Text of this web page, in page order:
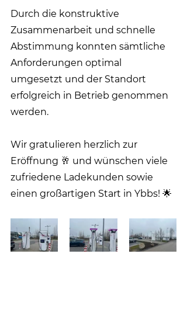
Durch die konstruktive
Zusammenarbeit und schnelle
Abstimmung konnten sämtliche
Anforderungen optimal
umgesetzt und der Standort
erfolgreich in Betrieb genommen
werden.
Wir gratulieren herzlich zur
Eröffnung 🥂 und wünschen viele
zufriedene Ladekunden sowie
einen großartigen Start in Ybbs! 🌟